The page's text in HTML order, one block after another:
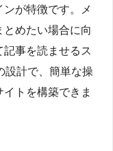
が特徴です。メ
めたい場合に向
事を読ませるス
設計で、簡単な操
トを構築できま